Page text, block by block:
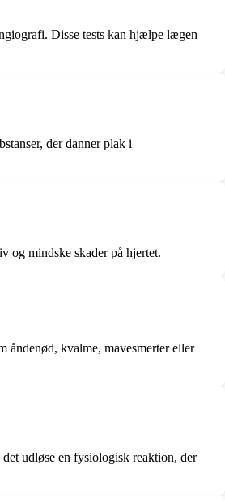
Disse tests kan hjælpe lægen
der danner plak i
og mindske skader på hjertet.
åndenød, kvalme, mavesmerter eller
udløse en fysiologisk reaktion, der